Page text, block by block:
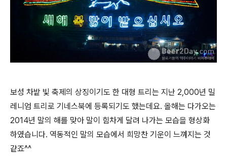
보성 차밭 빛 축제의 상징이기도 한 대형 트리는 지난 2,000년 밀
레니엄 트리로 기네스북에 등록되기도 했는데요. 올해는 다가오는
2014년 말의 해를 맞아 말이 힘차게 달려 나가는 모습을 형상화
하였습니다. 역동적인 말의 모습에서 희망찬 기운이 느껴지는 것
같죠^^